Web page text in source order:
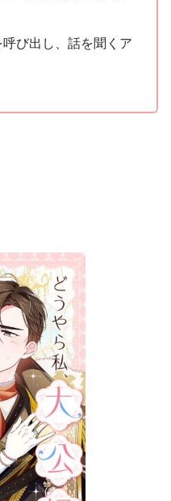
呼び出し、話を聞くア